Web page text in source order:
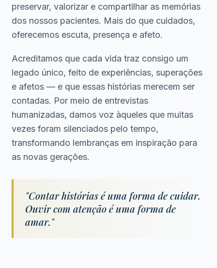
preservar, valorizar e compartilhar as memórias
dos nossos pacientes. Mais do que cuidados,
oferecemos escuta, presença e afeto.
Acreditamos que cada vida traz consigo um
legado único, feito de experiências, superações
e afetos — e que essas histórias merecem ser
contadas. Por meio de entrevistas
humanizadas, damos voz àqueles que muitas
vezes foram silenciados pelo tempo,
transformando lembranças em inspiração para
as novas gerações.
"Contar histórias é uma forma de cuidar.
Ouvir com atenção é uma forma de
amar."